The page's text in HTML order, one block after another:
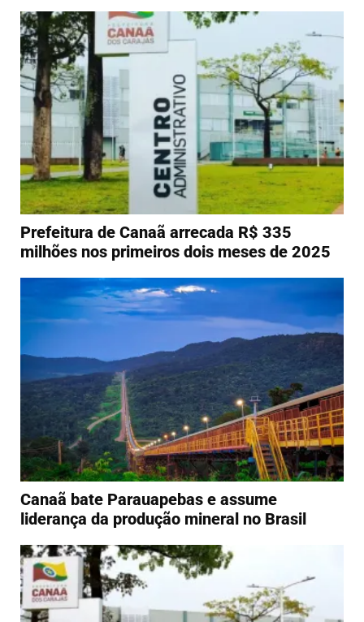
Prefeitura de Canaã arrecada R$ 335
milhões nos primeiros dois meses de 2025
Canaã bate Parauapebas e assume
liderança da produção mineral no Brasil